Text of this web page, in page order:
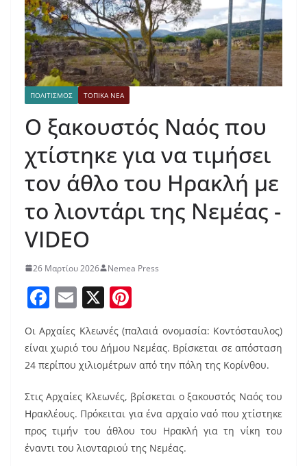
ΠΟΛΙΤΙΣΜΟΣ ΤΟΠΙΚΑ ΝΕΑ
Ο ξακουστός Ναός που
χτίστηκε για να τιμήσει
τον άθλο του Ηρακλή με
το λιοντάρι της Νεμέας -
VIDEO
26 Μαρτίου 2026 Nemea Press
F
c
e
o
o
k
E
m
ai
l
X
nt
er
e
st
Οι Αρχαίες Κλεωνές (παλαιά ονομασία: Κοντόσταυλος)
είναι χωριό του Δήμου Νεμέας. Βρίσκεται σε απόσταση
24 περίπου χιλιομέτρων από την πόλη της Κορίνθου.
Στις Αρχαίες Κλεωνές, βρίσκεται ο ξακουστός Ναός του
Ηρακλέους. Πρόκειται για ένα αρχαίο ναό που χτίστηκε
προς τιμήν του άθλου του Ηρακλή για τη νίκη του
έναντι του λιονταριού της Νεμέας.